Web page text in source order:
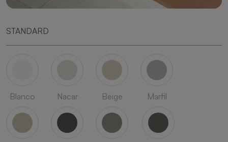
STANDARD
Blanco Nacar Beige Marfil